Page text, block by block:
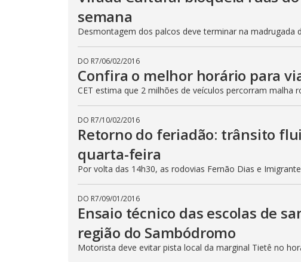
semana
Desmontagem dos palcos deve terminar na madrugada
DO R7/06/02/2016
Confira o melhor horário para
CET estima que 2 milhões de veículos percorram malha
DO R7/10/02/2016
Retorno do feriadão: trânsito
quarta-feira
Por volta das 14h30, as rodovias Fernão Dias e
DO R7/09/01/2016
Ensaio técnico das escolas de
região do Sambódromo
Motorista deve evitar pista local da marginal Tietê no